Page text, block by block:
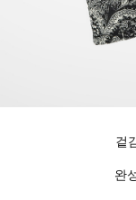
겉
완